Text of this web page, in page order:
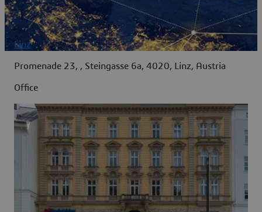
Linz
Promenade 23, , Steingasse 6a, 4020, Linz, Austria
Office